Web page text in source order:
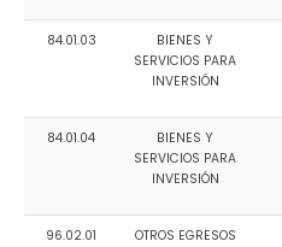
84.01.03
BIENES Y
SERVICIOS PARA
INVERSIÓN
84.01.04
BIENES Y
SERVICIOS PARA
INVERSIÓN
96.02.01
OTROS EGRESOS